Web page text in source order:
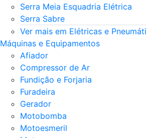
Serra Meia Esquadria Elétrica
Serra Sabre
Ver mais em Elétricas e
Máquinas e Equipamentos
Afiador
Compressor de Ar
Fundição e Forjaria
Furadeira
Gerador
Motobomba
Motoesmeril